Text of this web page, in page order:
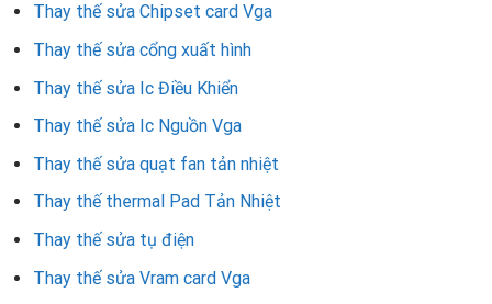
Thay thế sửa Chipset card Vga
Thay thế sửa cổng xuất hình
Thay thế sửa Ic Điều Khiển
Thay thế sửa Ic Nguồn Vga
Thay thế sửa quạt fan tản nhiệt
Thay thế thermal Pad Tản Nhiệt
Thay thế sửa tụ điện
Thay thế sửa Vram card Vga